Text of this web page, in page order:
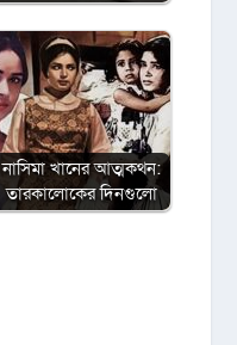
নাসিমা খানের আত্মকথন:
তারকালোকের দিনগুলো